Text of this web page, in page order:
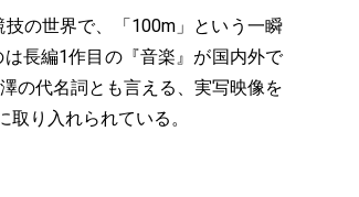
の世界で、「100m」という一瞬
長編1作目の『音楽』が国内外で
の代名詞とも言える、実写映像を
取り入れられている。